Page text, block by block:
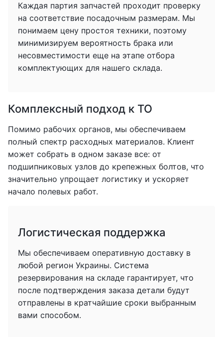
Каждая партия запчастей проходит проверку
на соответствие посадочным размерам. Мы
понимаем цену простоя техники, поэтому
минимизируем вероятность брака или
несовместимости еще на этапе отбора
комплектующих для нашего склада.
Комплексный подход к ТО
Помимо рабочих органов, мы обеспечиваем
полный спектр расходных материалов. Клиент
может собрать в одном заказе все: от
подшипниковых узлов до крепежных болтов, что
значительно упрощает логистику и ускоряет
начало полевых работ.
Логистическая поддержка
Мы обеспечиваем оперативную доставку в
любой регион Украины. Система
резервирования на складе гарантирует, что
после подтверждения заказа детали будут
отправлены в кратчайшие сроки выбранным
вами способом.